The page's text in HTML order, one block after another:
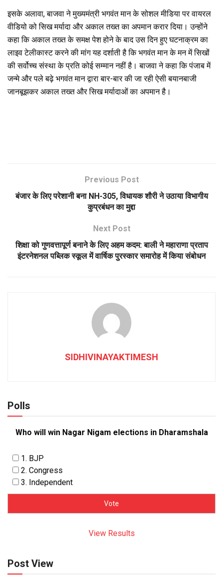
इसके अलावा, बाजवा ने मुख्यमंत्री भगवंत मान के सोशल मीडिया पर वायरल
वीडियो को सिख मर्यादा और अकाल तख्त का अपमान करार दिया। उन्होंने
कहा कि अकाल तख्त के समक्ष पेश होने के बाद उस दिन हुए घटनाक्रम का
लाइव टेलीकास्ट करने की मांग यह दर्शाती है कि भगवंत मान के मन में सिखों
की सर्वोच्च संस्था के प्रति कोई सम्मान नहीं है। बाजवा ने कहा कि पंजाब में
जन्मे और पले बढ़े भगवंत मान द्वारा बार-बार की जा रही ऐसी बयानबाजी
जानबूझकर अकाल तख्त और सिख मर्यादाओं का अपमान है।
Previous Post
बंजार के लिए परेशानी बना NH-305, विधायक शौरी ने उठाया विभागीय
कुप्रबंधन का मुद्दा
Next Post
शिक्षा को गुणवत्तापूर्ण बनाने के लिए अहम कदम: बाली ने महाराणा प्रताप
इंटरनेशनल पब्लिक स्कूल में वार्षिक पुरस्कार समारोह में किया संबोधन
SIDHIVINAYAKTIMESH
Polls
Who will win Nagar Nigam elections in Dharamshala
1. BJP
2. Congress
3. Independent
View Results
Post View